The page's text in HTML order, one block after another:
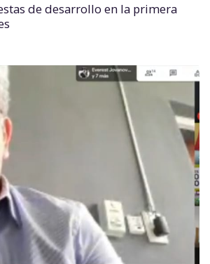
de desarrollo en la primera